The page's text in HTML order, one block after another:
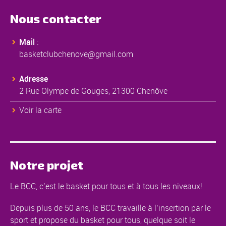
Nous contacter
Mail :
basketclubchenove@gmail.com
Adresse
2 Rue Olympe de Gouges, 21300 Chenôve
Voir la carte
Notre projet
Le BCC, c’est le basket pour tous et à tous les niveaux!
Depuis plus de 50 ans, le BCC travaille à l’insertion par le
sport et propose du basket pour tous, quelque soit le